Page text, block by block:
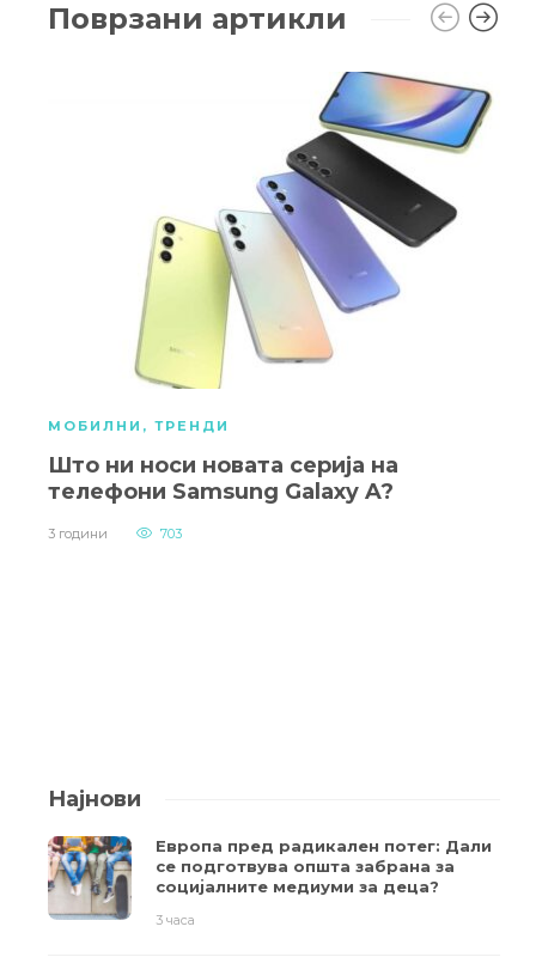
Поврзани артикли
МОБИЛНИ , ТРЕНДИ
Што ни носи новата серија на
телефони Samsung Galaxy A?
3 години 703
Најнови
Европа пред радикален потег: Дали
се подготвува општа забрана за
социјалните медиуми за деца?
3 часа